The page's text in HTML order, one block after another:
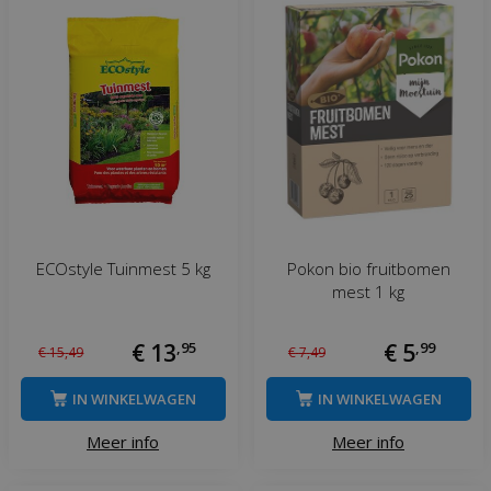
ECOstyle Tuinmest 5 kg
€15,49 € 13 95
Meer info
IN WINKELWAGEN
Pokon bio fruitbomen
mest 1 kg
€7,49 € 5 99
Meer info
IN WINKELWAGEN